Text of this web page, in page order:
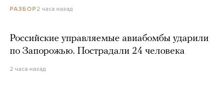
РАЗБОР2 часа назад
Российские управляемые авиабомбы ударили
по Запорожью. Пострадали 24 человека
2 часа назад